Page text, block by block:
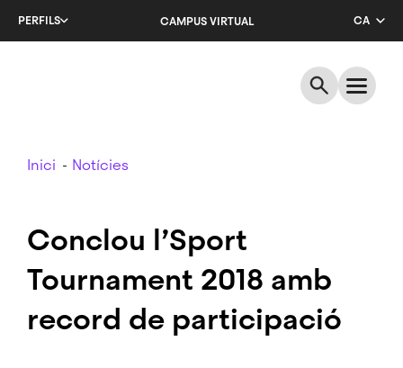
PERFILS CAMPUS VIRTUAL
CA
ES
Breadcrumb
Inici Notícies
Conclou l’Sport
Tournament 2018 amb
record de participació